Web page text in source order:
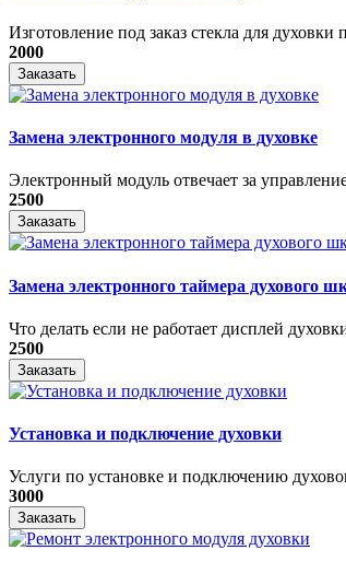
Изготовление под заказ стекла для
2000
Заказать
Замена электронного модуля в духовке
​Электронный модуль отвечает за
2500
Заказать
Замена электронного таймера духового
Что делать если не работает дисплей
2500
Заказать
Установка и подключение духовки
Услуги по установке и подключению
3000
Заказать